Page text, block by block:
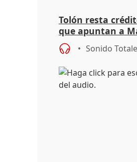
Tolón resta
que apuntan a
sede del final de
Sonido